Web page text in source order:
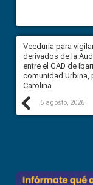
Veeduría para
derivados de la
entre el GAD de
comunidad Urbina,
Carolina
5 agosto, 2026